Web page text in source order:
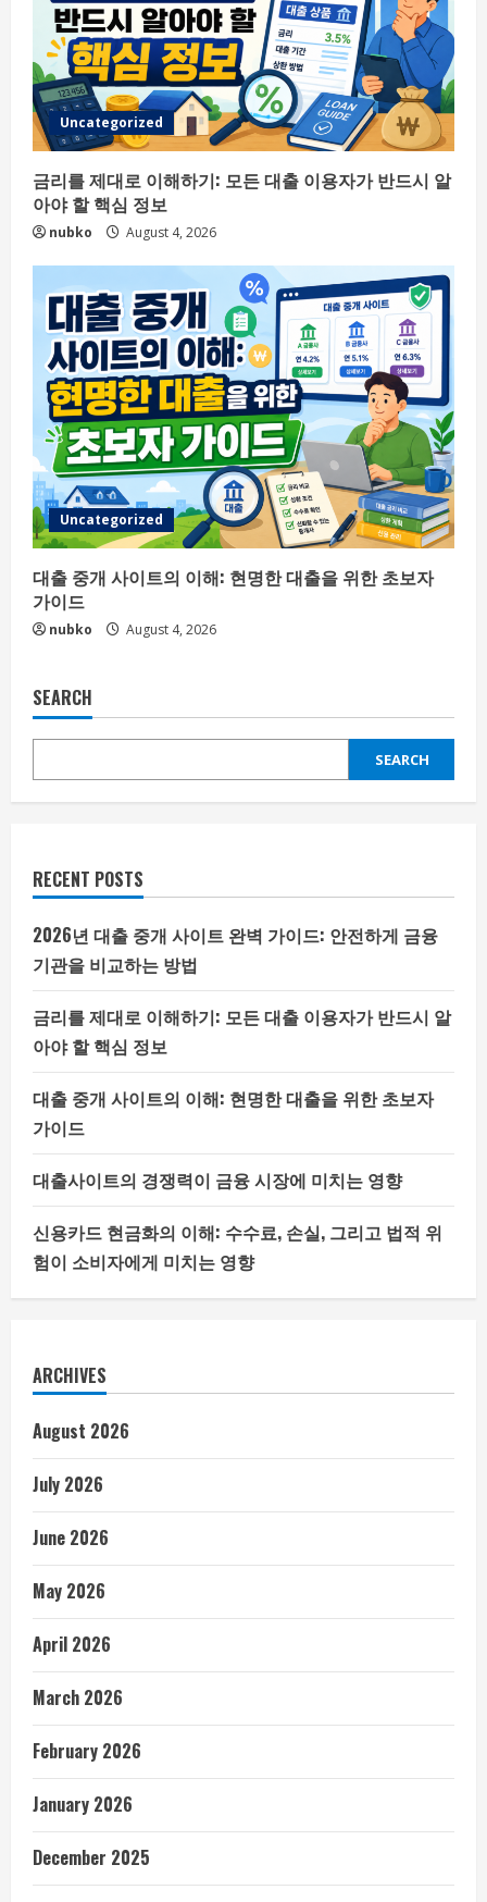
Uncategorized
금리를 제대로 이해하기: 모든 대출 이용자가 반드시 알
아야 할 핵심 정보
nubko August 4, 2026
Uncategorized
대출 중개 사이트의 이해: 현명한 대출을 위한 초보자
가이드
nubko August 4, 2026
SEARCH
SEARCH
RECENT POSTS
2026년 대출 중개 사이트 완벽 가이드: 안전하게 금융
기관을 비교하는 방법
금리를 제대로 이해하기: 모든 대출 이용자가 반드시 알
아야 할 핵심 정보
대출 중개 사이트의 이해: 현명한 대출을 위한 초보자
가이드
대출사이트의 경쟁력이 금융 시장에 미치는 영향
신용카드 현금화의 이해: 수수료, 손실, 그리고 법적 위
험이 소비자에게 미치는 영향
ARCHIVES
August 2026
July 2026
June 2026
May 2026
April 2026
March 2026
February 2026
January 2026
December 2025